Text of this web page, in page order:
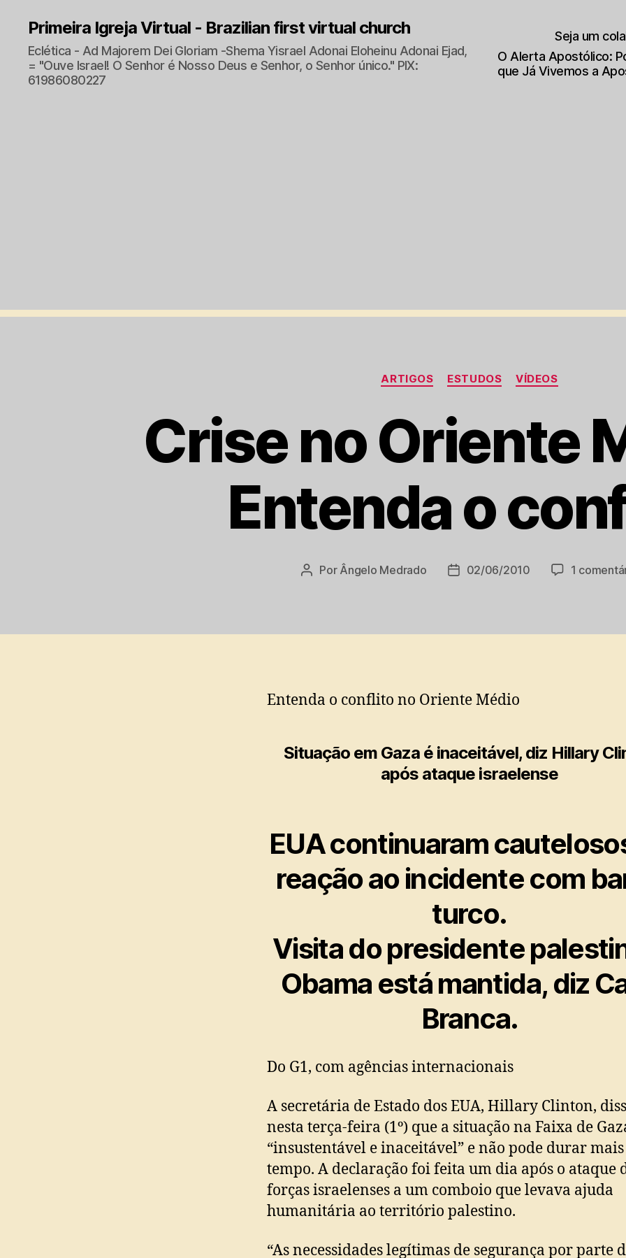
Primeira Igreja Virtual - Brazilian first virtual church
Eclética - Ad Majorem Dei Gloriam -Shema Yisrael Adonai Eloheinu Adonai Ejad,
= "Ouve Israel! O Senhor é Nosso Deus e Senhor, o Senhor único." PIX:
61986080227
Seja um
O Alerta Apostólico:
que Já Vivemos a
Categorias
ARTIGOS ESTUDOS VÍDEOS
Crise no Oriente
Entenda o
Autor
Por Ângelo Medrado
Data02/06/2010 1
Entenda o conflito no Oriente Médio
Situação em Gaza é inaceitável, diz Hillary
após ataque israelense
EUA continuaram
reação ao incidente com
turco.
Visita do presidente
Obama está mantida, diz
Branca.
Do G1, com agências internacionais
A secretária de Estado dos EUA, Hillary Clinton,
nesta terça-feira (1º) que a situação na Faixa de
“insustentável e inaceitável” e não pode durar mais
tempo. A declaração foi feita um dia após o ataque
forças israelenses a um comboio que levava ajuda
humanitária ao território palestino.
“As necessidades legítimas de segurança por parte